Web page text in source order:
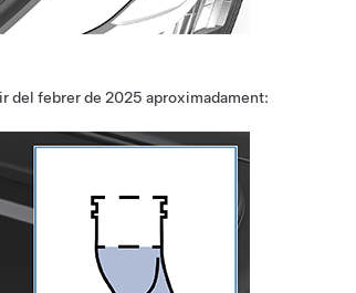
del febrer de 2025 aproximadament: